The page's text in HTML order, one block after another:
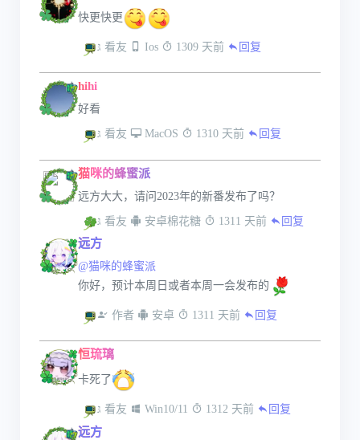
快更快更
看友 Ios 1309 天前 回复
hihi
好看
看友 MacOS 1310 天前 回复
猫咪的蜂蜜派
远方大大，请问2023年的新番发布了吗？
看友 安卓棉花糖 1311 天前 回复
远方
@猫咪的蜂蜜派
你好，预计本周日或者本周一会发布的
作者 安卓 1311 天前 回复
恒琉璃
卡死了
看友 Win10/11 1312 天前 回复
远方